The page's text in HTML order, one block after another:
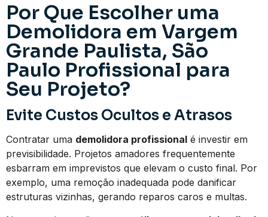
Por Que Escolher uma
Demolidora em Vargem
Grande Paulista, São
Paulo Profissional para
Seu Projeto?
Evite Custos Ocultos e Atrasos
Contratar uma demolidora profissional é investir em
previsibilidade. Projetos amadores frequentemente
esbarram em imprevistos que elevam o custo final. Por
exemplo, uma remoção inadequada pode danificar
estruturas vizinhas, gerando reparos caros e multas.